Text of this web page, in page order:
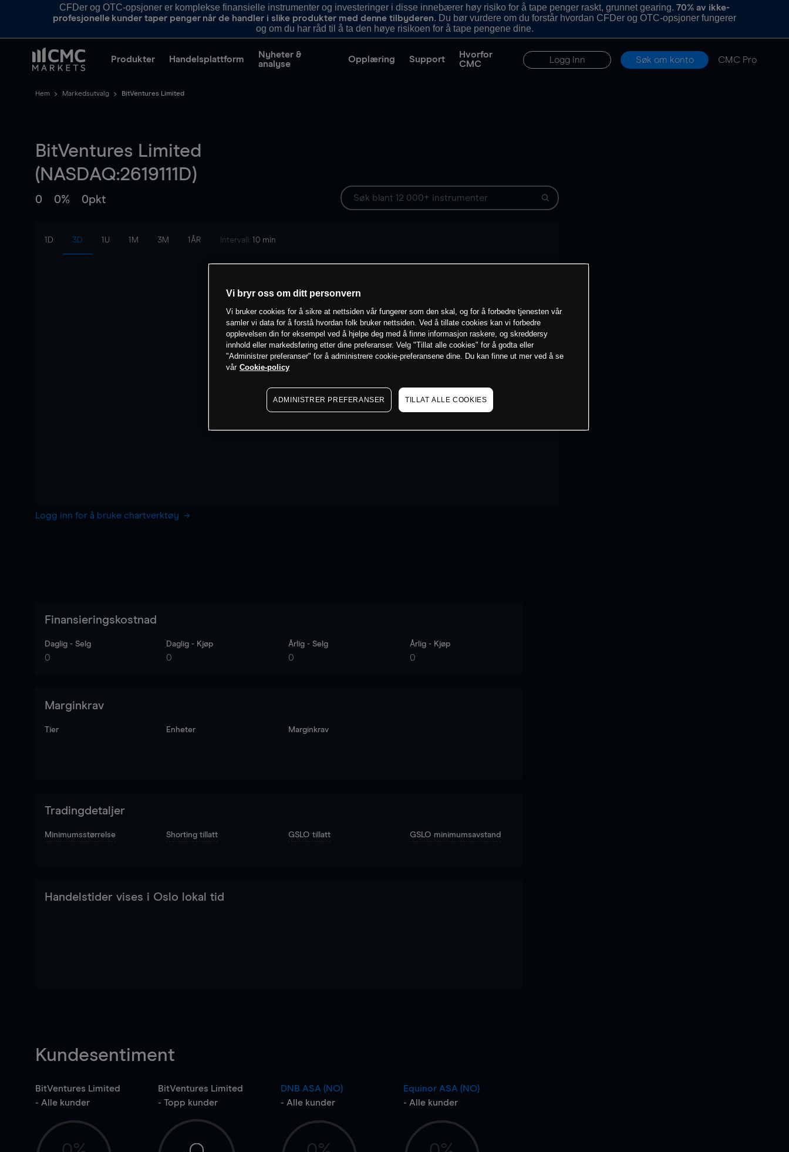
CFDer og OTC-opsjoner er komplekse finansielle instrumenter og investeringer i disse innebærer høy risiko for å tape penger raskt, grunnet gearing.70% av ikke-
profesjonelle kunder taper penger når de handler i slike produkter med denne tilbyderen. Du bør vurdere om du forstår hvordan CFDer og OTC-opsjoner fungerer
og om du har råd til å ta den høye risikoen for å tape pengene dine.
Produkter Handelsplattform
Nyheter &
analyse
Opplæring Support
Hvorfor
CMC
Logg inn Søk om konto CMC Pro
Hem Markedsutvalg BitVentures Limited
BitVentures Limited
(NASDAQ:2619111D)
0 0% 0pkt
1D 3D 1U 1M 3M 1ÅR Intervall: 10 min
Logg inn for å bruke chartverktøy
Finansieringskostnad
Daglig - Selg
0
Daglig - Kjøp
0
Årlig - Selg
0
Årlig - Kjøp
0
Marginkrav
Tier Enheter Marginkrav
Tradingdetaljer
Minimumsstørrelse Shorting tillatt GSLO tillatt GSLO minimumsavstand
Handelstider vises i Oslo lokal tid
Kundesentiment
BitVentures Limited
- Alle kunder
BitVentures Limited
- Topp kunder
DNB ASA (NO)
- Alle kunder
Equinor ASA (NO)
- Alle kunder
Vi bryr oss om ditt personvern
Vi bruker cookies for å sikre at nettsiden vår fungerer som den skal, og for å forbedre tjenesten vår
samler vi data for å forstå hvordan folk bruker nettsiden. Ved å tillate cookies kan vi forbedre
opplevelsen din for eksempel ved å hjelpe deg med å finne informasjon raskere, og skreddersy
innhold eller markedsføring etter dine preferanser. Velg "Tillat alle cookies" for å godta eller
"Administrer preferanser" for å administrere cookie-preferansene dine. Du kan finne ut mer ved å se
vår Cookie-policy
ADMINISTRER PREFERANSER TILLAT ALLE COOKIES